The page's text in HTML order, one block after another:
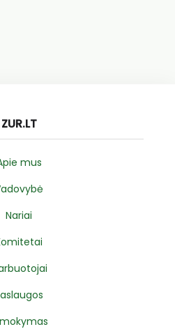
ZUR.LT
mus
Nariai